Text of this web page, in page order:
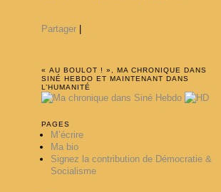
Partager |
« AU BOULOT ! », MA CHRONIQUE DANS
SINÉ HEBDO ET MAINTENANT DANS
L’HUMANITÉ
PAGES
M’écrire
Ma bio
Signez la contribution de Démocratie &
Socialisme